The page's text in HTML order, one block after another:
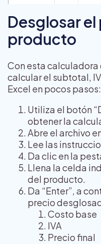
Desglosar
producto
Con esta calculadora
calcular el subtotal,
Excel en pocos pasos:
Utiliza el botón
obtener la
Abre el archivo
Lee las
Da clic en la
Llena la celda
del producto.
Da “Enter”, a
precio
Costo base
IVA
Precio final